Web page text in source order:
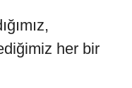
her bir